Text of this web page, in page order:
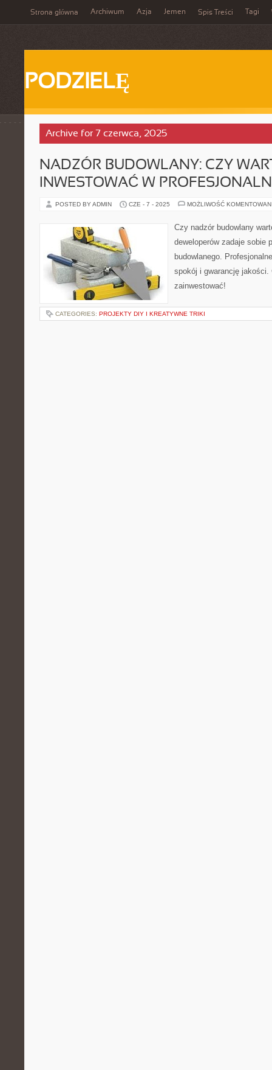
Strona główna Archiwum Azja Jemen Spis Treści Tagi
PODZIELĘ
Archive for 7 czerwca, 2025
NADZÓR BUDOWLANY: CZY
INWESTOWAĆ W
POSTED BY ADMIN CZE - 7 - 2025 MOŻLIWOŚĆ
Czy nadzór budowlany
deweloperów zadaje sobie
budowlanego.
spokój i gwarancję jakości.
zainwestować!
CATEGORIES: PROJEKTY DIY I KREATYWNE TRIKI